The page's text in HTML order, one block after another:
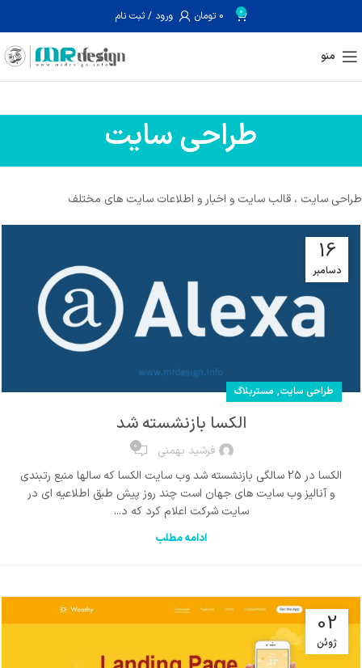
0
0 تومان ورود / ثبت نام
منو
طراحی سایت
طراحی سایت ، قالب سایت و اخبار و اطلاعات سایت های مختلف
16
دسامبر
طراحی سایت, مستربلاگ
الکسا بازنشسته شد
فرشید بهمنی 0
الکسا در 25 سالگی بازنشسته شد وب سایت الکسا که سالها منبع رتبندی
و آنالیز وب سایت های جهان است چند روز پیش طبق اطلاعیه ای در
سایت شرکت اعلام کرد که د...
ادامه مطلب
02
ژوئن